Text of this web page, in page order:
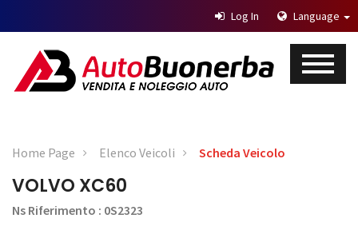
Log In Language
Home Page Elenco Veicoli Scheda Veicolo
VOLVO XC60
Ns Riferimento : 0S2323